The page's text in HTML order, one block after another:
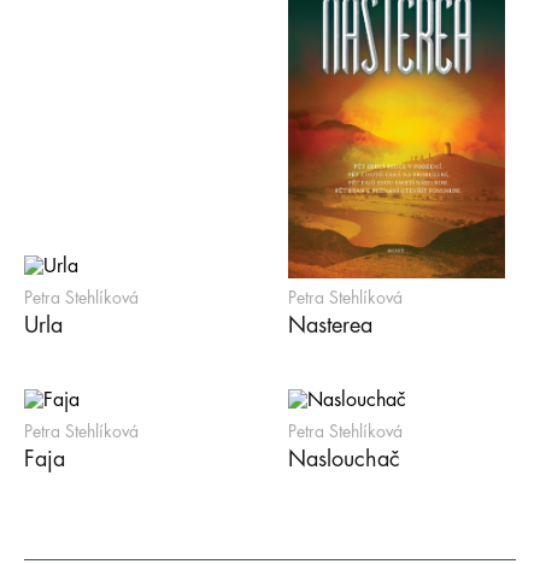
Petra Stehlíková
Urla
Petra Stehlíková
Nasterea
Petra Stehlíková
Faja
Petra Stehlíková
Naslouchač